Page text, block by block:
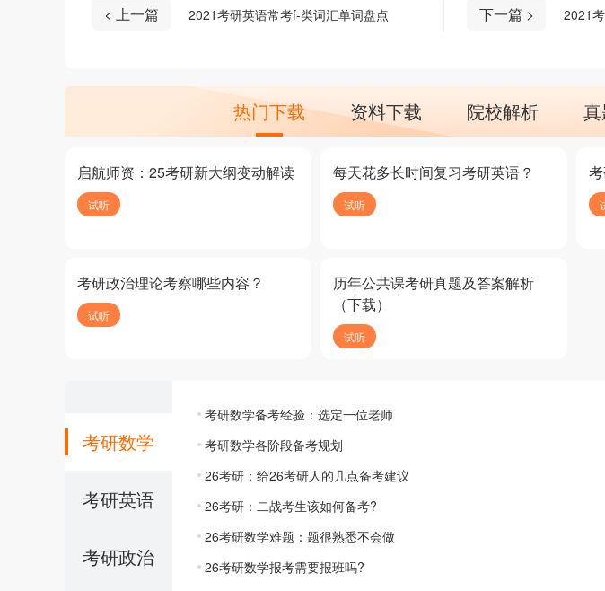
< 上一篇 2021考研英语常考f-类词汇单词盘点 下一篇 > 2021
热门下载 资料下载 院校解析
启航师资：25考研新大纲变动解读
试听
每天花多长时间复习考研英语？
试听
考研政治理论考察哪些内容？
试听
历年公共课考研真题及答案解析
（下载）
试听
考研数学
考研英语
考研政治
考研数学备考经验：选定一位老师
考研数学各阶段备考规划
26考研：给26考研人的几点备考建议
26考研：二战考生该如何备考?
26考研数学难题：题很熟悉不会做
26考研数学报考需要报班吗?